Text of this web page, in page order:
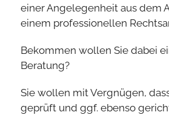
einer Angelegenheit aus dem
einem professionellen
Bekommen wollen Sie dabei
Beratung?
Sie wollen mit Vergnügen,
geprüft und ggf. ebenso